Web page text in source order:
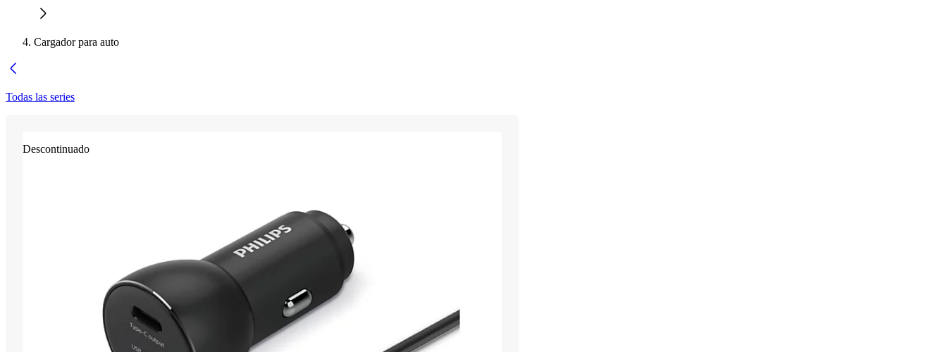
Cargador para auto
Todas las series
Descontinuado